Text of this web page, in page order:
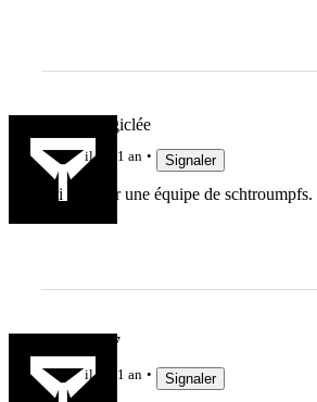
Patrice Lagiclée
il y a 1 an Signaler
J'ai cru voir une équipe de schtroumpfs.
fredo69007
il y a 1 an Signaler